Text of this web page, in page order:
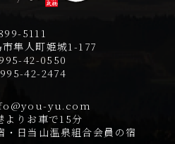
5111
隼人町姫城1-177
42-0550
42-2474
yu.com
よりお車で15分
・日当山温泉組合会員の宿